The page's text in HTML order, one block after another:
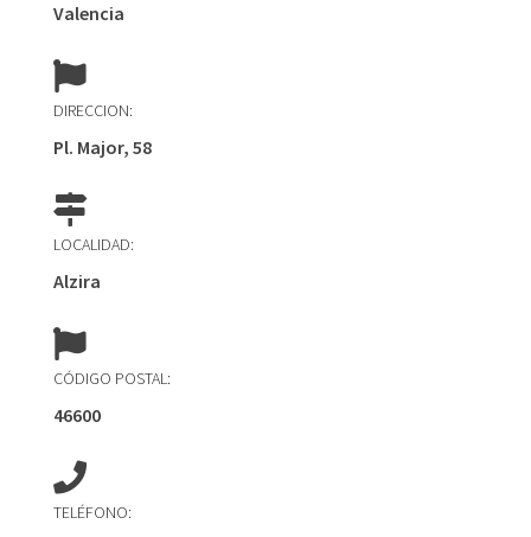
Valencia
DIRECCION:
Pl. Major, 58
LOCALIDAD:
Alzira
CÓDIGO POSTAL:
46600
TELÉFONO: